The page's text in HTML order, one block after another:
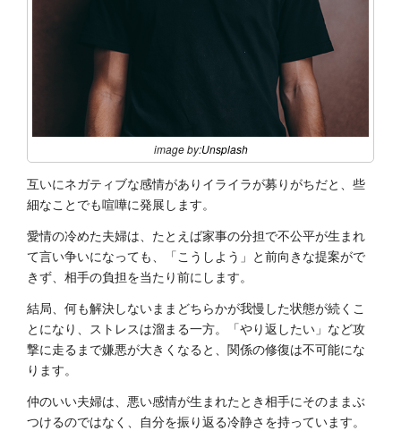
image by:Unsplash
互いにネガティブな感情がありイライラが募りがちだと、些
細なことでも喧嘩に発展します。
愛情の冷めた夫婦は、たとえば家事の分担で不公平が生まれ
て言い争いになっても、「こうしよう」と前向きな提案がで
きず、相手の負担を当たり前にします。
結局、何も解決しないままどちらかが我慢した状態が続くこ
とになり、ストレスは溜まる一方。「やり返したい」など攻
撃に走るまで嫌悪が大きくなると、関係の修復は不可能にな
ります。
仲のいい夫婦は、悪い感情が生まれたとき相手にそのままぶ
つけるのではなく、自分を振り返る冷静さを持っています。